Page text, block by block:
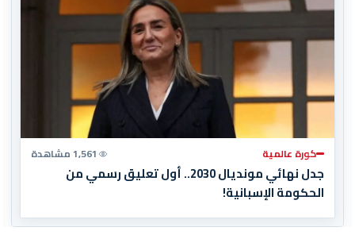
كورة عالمية 1,561 مشاهدة
جدل نهائي مونديال 2030.. أول تعليق رسمي من
الحكومة الإسبانية!